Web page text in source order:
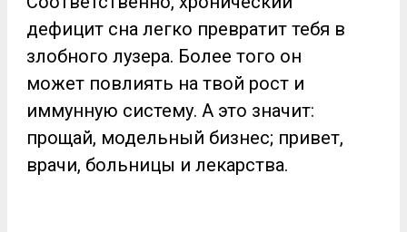
дефицит сна легко превратит тебя в
злобного лузера. Более того он
может повлиять на твой рост и
иммунную систему. А это значит:
прощай, модельный бизнес; привет,
врачи, больницы и лекарства.